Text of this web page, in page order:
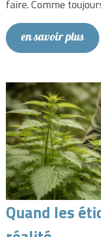
faire. Comme
en savoir plus
Quand les